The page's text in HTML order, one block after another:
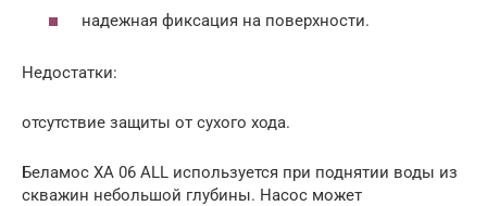
надежная фиксация на поверхности.
Недостатки:
отсутствие защиты от сухого хода.
Беламос XA 06 ALL используется при поднятии воды из
скважин небольшой глубины. Насос может